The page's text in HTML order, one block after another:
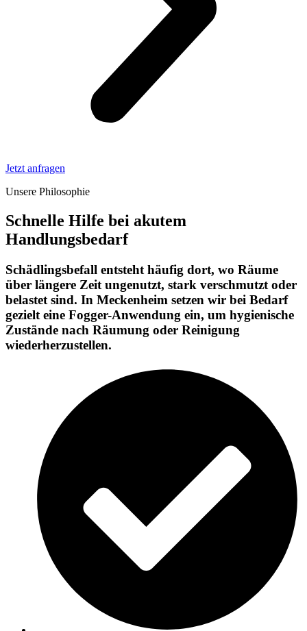
Jetzt anfragen
Unsere Philosophie
Schnelle Hilfe bei akutem
Handlungsbedarf
Schädlingsbefall entsteht häufig dort, wo Räume
über längere Zeit ungenutzt, stark verschmutzt oder
belastet sind. In Meckenheim setzen wir bei Bedarf
gezielt eine Fogger-Anwendung ein, um hygienische
Zustände nach Räumung oder Reinigung
wiederherzustellen.